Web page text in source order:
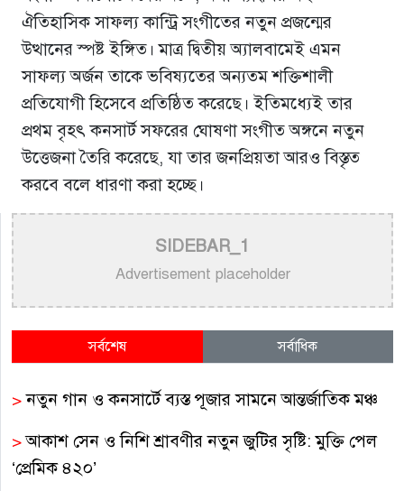
ঐতিহাসিক সাফল্য কান্ট্রি সংগীতের নতুন প্রজন্মের
উত্থানের স্পষ্ট ইঙ্গিত। মাত্র দ্বিতীয় অ্যালবামেই এমন
সাফল্য অর্জন তাকে ভবিষ্যতের অন্যতম শক্তিশালী
প্রতিযোগী হিসেবে প্রতিষ্ঠিত করেছে। ইতিমধ্যেই তার
প্রথম বৃহৎ কনসার্ট সফরের ঘোষণা সংগীত অঙ্গনে নতুন
উত্তেজনা তৈরি করেছে, যা তার জনপ্রিয়তা আরও বিস্তৃত
করবে বলে ধারণা করা হচ্ছে।
SIDEBAR_1
Advertisement placeholder
সর্বশেষ সর্বাধিক
>নতুন গান ও কনসার্টে ব্যস্ত পূজার সামনে আন্তর্জাতিক মঞ্চ
>আকাশ সেন ও নিশি শ্রাবণীর নতুন জুটির সৃষ্টি: মুক্তি পেল
‘প্রেমিক ৪২০’